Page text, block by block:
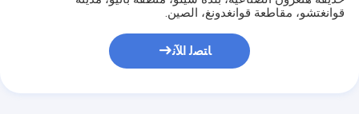
قوانغتشو، مقاطعة قوانغدونغ، الصين.
ﺎﺘﺼﻟ ﺍﻶﻧ